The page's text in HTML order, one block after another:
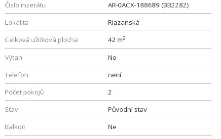
Číslo inzerátu
AR-0ACX-188689 (BB2282)
Lokalita
Riazanská
Celková užitková plocha
42 m2
Výtah
Ne
Telefon
není
Počet pokojů
2
Stav
Původní stav
Balkon
Ne